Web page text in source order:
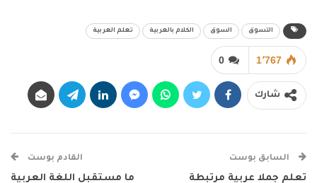
التسوق السوق الكلام بالعربية تعلم العربية
0 1٬767
شارك
السابق بوست
تعلم جملا عربية مرتبطة
القادم بوست
ما مستقبل اللغة العربية